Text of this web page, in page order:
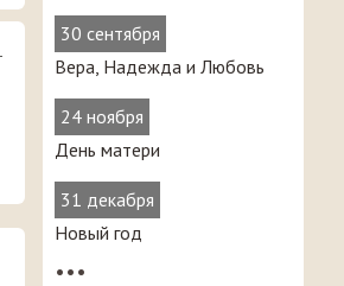
30 сентября
Вера, Надежда и Любовь
24 ноября
День матери
31 декабря
Новый год
•••